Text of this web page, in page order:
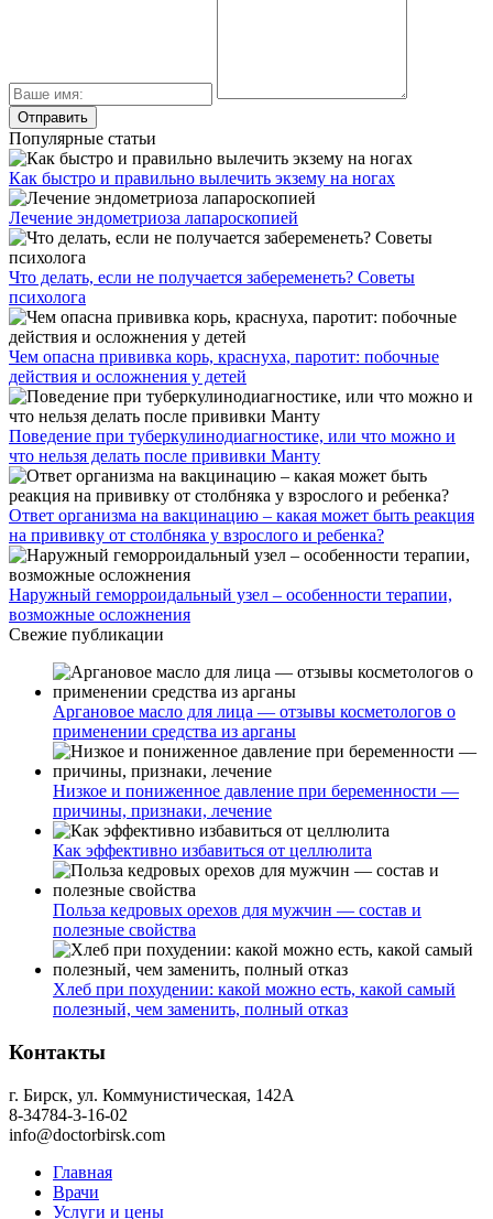
Популярные статьи
Как быстро и правильно вылечить экзему на ногах
Лечение эндометриоза лапароскопией
Что делать, если не получается забеременеть? Советы
психолога
Чем опасна прививка корь, краснуха, паротит: побочные
действия и осложнения у детей
Поведение при туберкулинодиагностике, или что можно и
что нельзя делать после прививки Манту
Ответ организма на вакцинацию – какая может быть реакция
на прививку от столбняка у взрослого и ребенка?
Наружный геморроидальный узел – особенности терапии,
возможные осложнения
Свежие публикации
Аргановое масло для лица — отзывы косметологов о
применении средства из арганы
Низкое и пониженное давление при беременности —
причины, признаки, лечение
Как эффективно избавиться от целлюлита
Польза кедровых орехов для мужчин — состав и
полезные свойства
Хлеб при похудении: какой можно есть, какой самый
полезный, чем заменить, полный отказ
Контакты
г. Бирск, ул. Коммунистическая, 142А
8-34784-3-16-02
info@doctorbirsk.com
Главная
Врачи
Услуги и цены